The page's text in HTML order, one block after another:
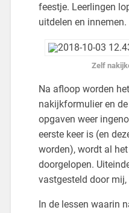
feestje. Leerlingen
uitdelen en innemen.
Zelf
Na afloop worden
nakijkformulier en
opgaven weer
eerste keer is (en
worden), wordt al
doorgelopen.
vastgesteld door mij,
In de lessen waarin